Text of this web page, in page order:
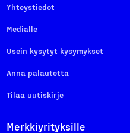
Yhteystiedot
Medialle
Usein kysytyt kysymykset
Anna palautetta
Tilaa uutiskirje
Merkkiyrityksille